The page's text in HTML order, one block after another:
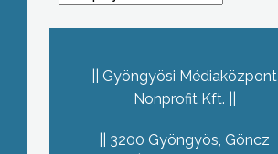
Gyöngyösi Médiaközpont
Nonprofit Kft.
3200 Gyöngyös, Göncz